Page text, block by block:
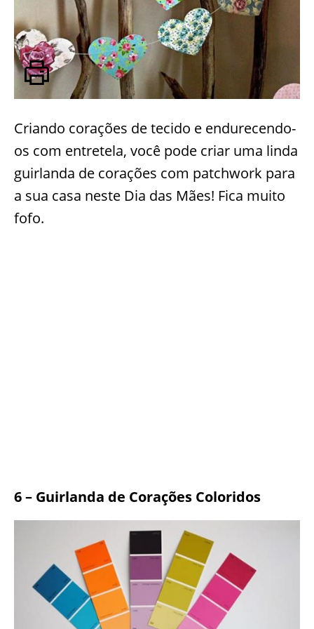
Criando corações de tecido e endurecendo-
os com entretela, você pode criar uma linda
guirlanda de corações com patchwork para
a sua casa neste Dia das Mães! Fica muito
fofo.
6 – Guirlanda de Corações Coloridos